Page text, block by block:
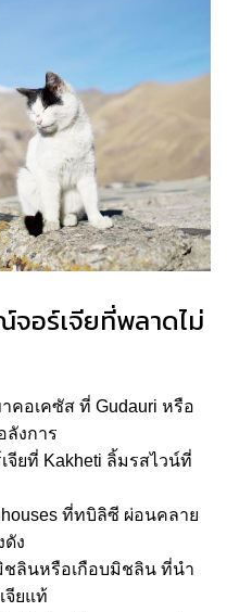
จอร์เจียที่พลาดไม่
คอเคซัส ที่ Gudauri หรือ
ลังการ
จียที่ Kakheti ลิ้มรสไวน์ที่
ที่ทบิลิซี ผ่อนคลาย
ดัง
ชลินหรือเกือบมิชลิน ที่นำ
จียแท้